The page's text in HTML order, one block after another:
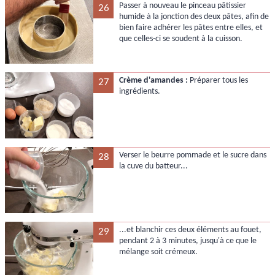
26
Passer à nouveau le pinceau pâtissier
humide à la jonction des deux pâtes, afin de
bien faire adhérer les pâtes entre elles, et
que celles-ci se soudent à la cuisson.
27 Crème d'amandes : Préparer tous les
ingrédients.
28
Verser le beurre pommade et le sucre dans
la cuve du batteur...
29
...et blanchir ces deux éléments au fouet,
pendant 2 à 3 minutes, jusqu'à ce que le
mélange soit crémeux.